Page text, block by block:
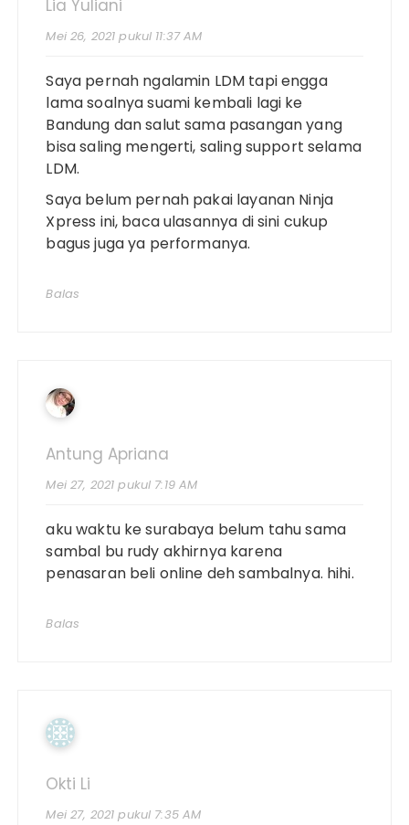
Lia Yuliani
Mei 26, 2021 pukul 11:37 AM
Saya pernah ngalamin LDM tapi engga
lama soalnya suami kembali lagi ke
Bandung dan salut sama pasangan yang
bisa saling mengerti, saling support selama
LDM.
Saya belum pernah pakai layanan Ninja
Xpress ini, baca ulasannya di sini cukup
bagus juga ya performanya.
Balas
Antung Apriana
Mei 27, 2021 pukul 7:19 AM
aku waktu ke surabaya belum tahu sama
sambal bu rudy akhirnya karena
penasaran beli online deh sambalnya. hihi.
Balas
Okti Li
Mei 27, 2021 pukul 7:35 AM